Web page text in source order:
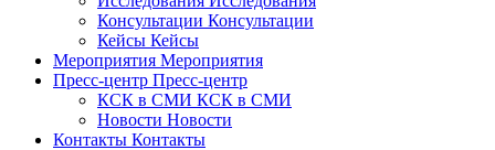
Консультации Консультации
Кейсы Кейсы
Мероприятия Мероприятия
Пресс-центр Пресс-центр
КСК в СМИ КСК в СМИ
Новости Новости
Контакты Контакты